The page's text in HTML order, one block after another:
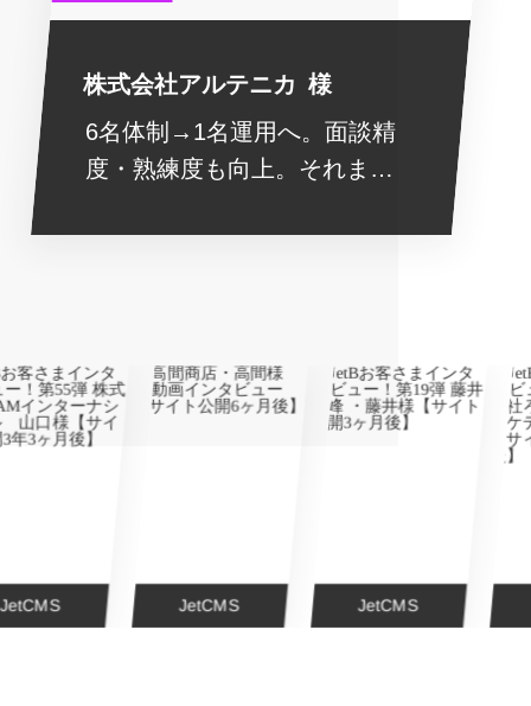
株式会社アルテニカ 様
6名体制→1名運用へ。面談精
度・熟練度も向上。それまで
客商談に集中できる体制へ 工
規模の送...
JetCMS JetCMS